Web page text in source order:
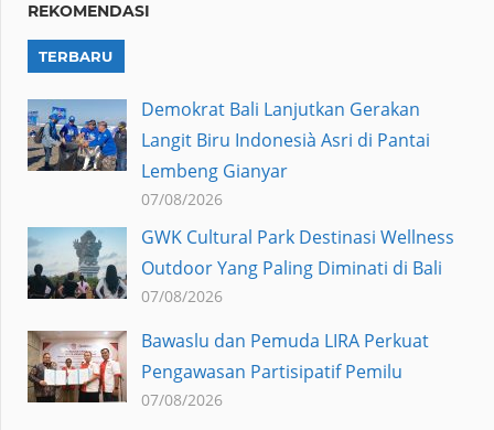
REKOMENDASI
TERBARU
Demokrat Bali Lanjutkan Gerakan
Langit Biru Indonesià Asri di Pantai
Lembeng Gianyar
07/08/2026
GWK Cultural Park Destinasi Wellness
Outdoor Yang Paling Diminati di Bali
07/08/2026
Bawaslu dan Pemuda LIRA Perkuat
Pengawasan Partisipatif Pemilu
07/08/2026